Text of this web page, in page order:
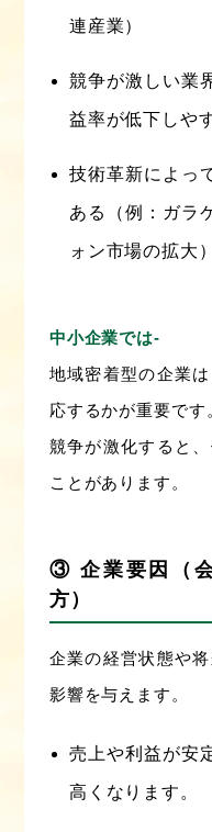
連産業）
競争が激しい業
益率が低下しや
技術革新によっ
ある（例：ガラ
ォン市場の拡大）
中小企業では‐
地域密着型の企業
応するかが重要です
競争が激化すると
ことがあります。
③ 企業要因（
方）
企業の経営状態や
影響を与えます。
売上や利益が安
高くなります。